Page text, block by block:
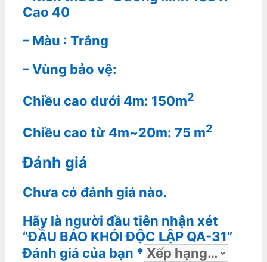
Cao 40
– Màu : Trắng
– Vùng bảo vệ:
Chiều cao dưới 4m: 150m2
Chiều cao từ 4m~20m: 75 m2
Đánh giá
Chưa có đánh giá nào.
Hãy là người đầu tiên nhận xét
“ĐẦU BÁO KHÓI ĐỘC LẬP QA-31”
Đánh giá của bạn *